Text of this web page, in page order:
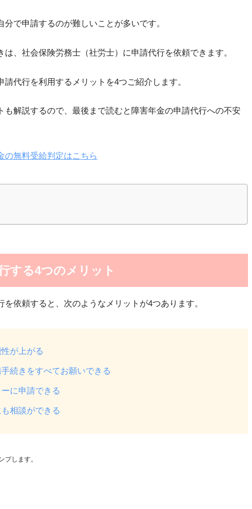
で申請するのが難しいことが多いです。
、社会保険労務士（社労士）に申請代行を依頼できます。
代行を利用するメリットを4つご紹介します。
も解説するので、最後まで読むと障害年金の申請代行への不安
無料受給判定はこちら
する4つのメリット
依頼すると、次のようなメリットが4つあります。
が上がる
続きをすべてお願いできる
に申請できる
相談ができる
プします。